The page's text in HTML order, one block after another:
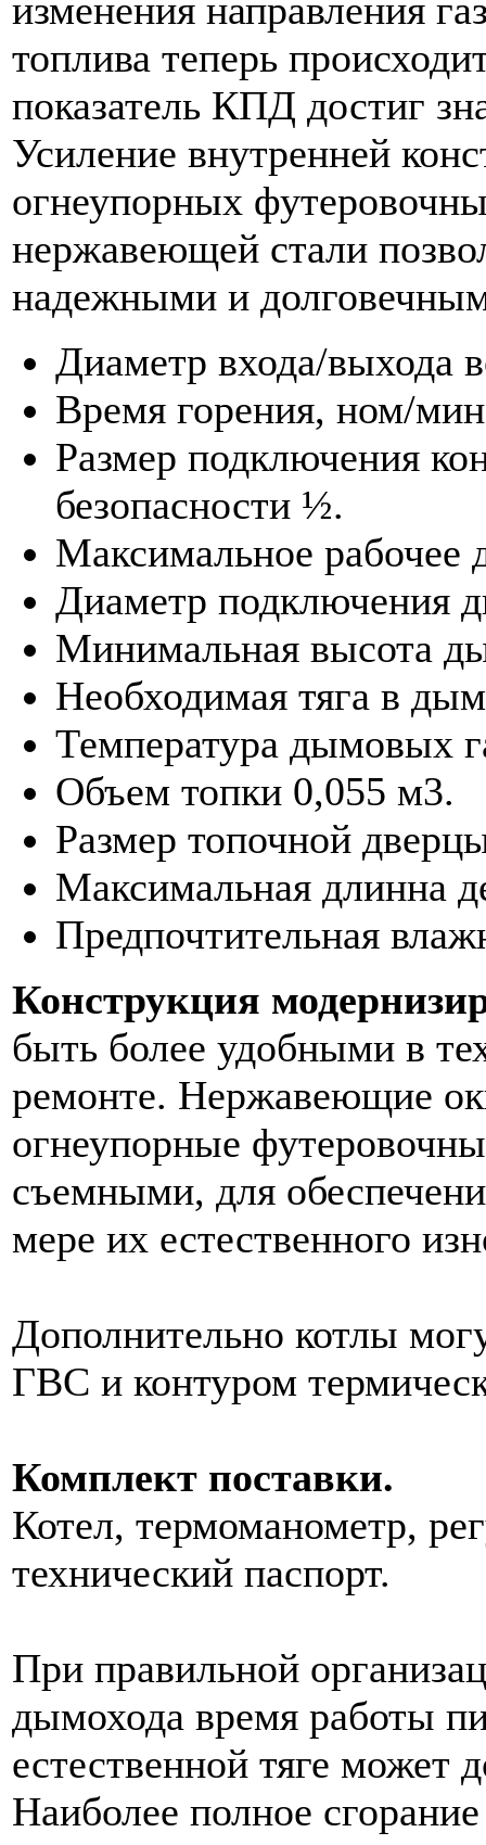
изменения направления
топлива теперь
показатель КПД достиг
Усиление внутренней
огнеупорных
нержавеющей стали
надежными и
Диаметр входа/выхода
Время горения, ном/
Размер подключения
безопасности ½.
Максимальное рабочее
Диаметр подключения
Минимальная высота
Необходимая тяга в
Температура дымовых
Объем топки 0,055 м3.
Размер топочной
Максимальная длинна
Предпочтительная
Конструкция
быть более удобными в
ремонте. Нержавеющие
огнеупорные
съемными, для
мере их естественного
Дополнительно котлы
ГВС и контуром
Комплект поставки.
Котел, термоманометр,
технический паспорт.
При правильной
дымохода время работы
естественной тяге может
Наиболее полное